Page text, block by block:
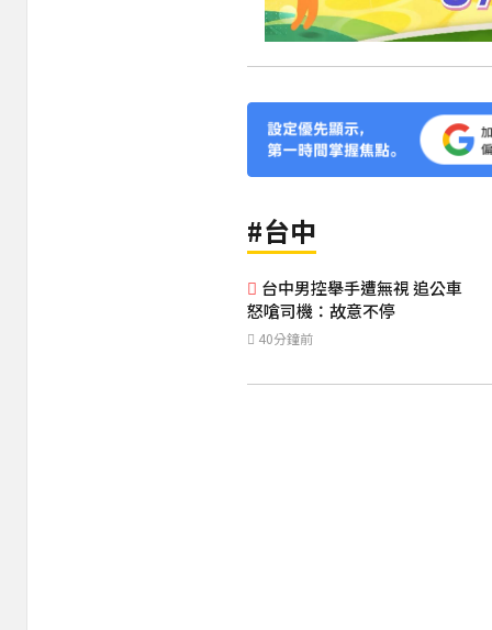
#台中
台中男控舉手遭無視 追公車
怒嗆司機：故意不停
40分鐘前